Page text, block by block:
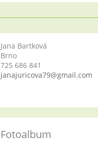
Jana Bartková
Brno
725 686 841
janajuricova79@gmail.com
Fotoalbum